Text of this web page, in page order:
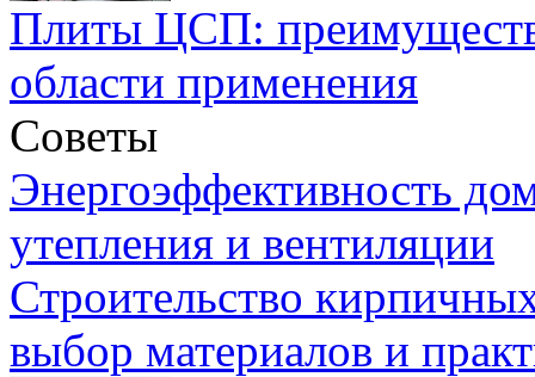
Плиты ЦСП:
области применения
Советы
Энергоэффективность
утепления и вентиляции
Строительство
выбор материалов и